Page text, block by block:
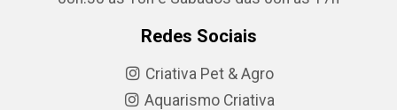
Redes Sociais
Criativa Pet & Agro
Aquarismo Criativa